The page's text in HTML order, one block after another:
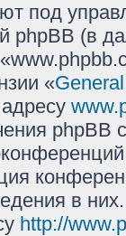
под
phpBB (в
«
phpBB
в
http://